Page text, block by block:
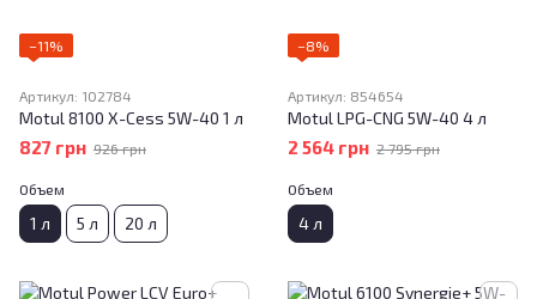
−11%
Артикул: 102784
Motul 8100 X-Cess 5W-40 1 л
827 грн 926 грн
Объем
1 л 5 л 20 л
−8%
Артикул: 854654
Motul LPG-CNG 5W-40 4 л
2 564 грн 2 795 грн
Объем
4 л